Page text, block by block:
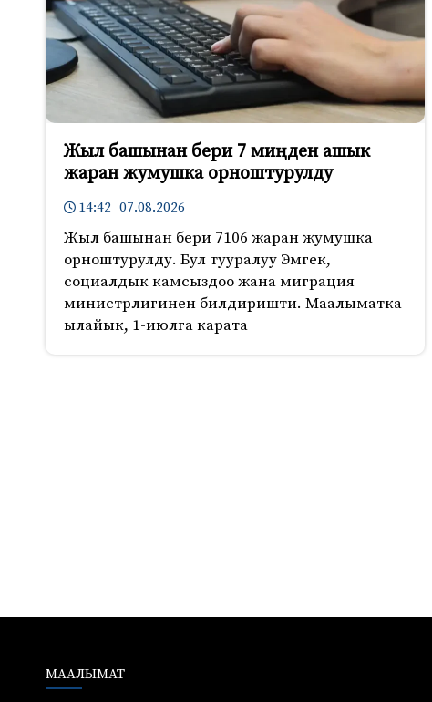
Жыл башынан бери 7 миңден ашык
жаран жумушка орноштурулду
14:42 07.08.2026
Жыл башынан бери 7106 жаран жумушка
орноштурулду. Бул тууралуу Эмгек,
социалдык камсыздоо жана миграция
министрлигинен билдиришти. Маалыматка
ылайык, 1-июлга карата
МААЛЫМАТ